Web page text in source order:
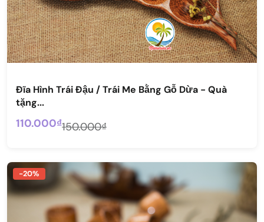
Đĩa Hình Trái Đậu / Trái Me Bằng Gỗ Dừa - Quà
tặng...
110.000₫150.000₫
-20%